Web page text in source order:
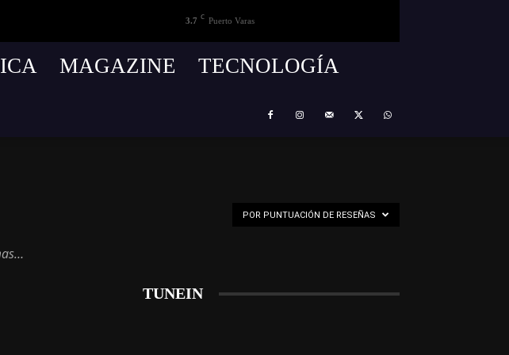
3.7 C Puerto Varas
MAGAZINE TECNOLOGÍA
POR PUNTUACIÓN DE RESEÑAS
TUNEIN